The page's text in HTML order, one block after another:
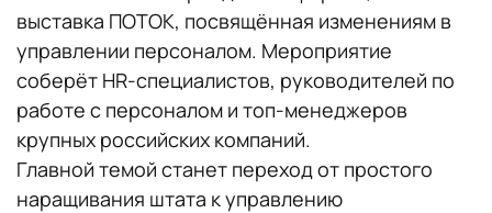
выставка ПОТОК, посвящённая изменениям в
управлении персоналом. Мероприятие
соберёт HR-специалистов, руководителей по
работе с персоналом и топ-менеджеров
крупных российских компаний.
Главной темой станет переход от простого
наращивания штата к управлению